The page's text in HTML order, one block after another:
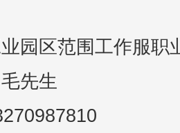
园区范围工作服职
先生